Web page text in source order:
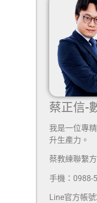
蔡正信-
我是一位專
升生產力。
蔡教練聯繫方
手機：0988-
Line官方帳